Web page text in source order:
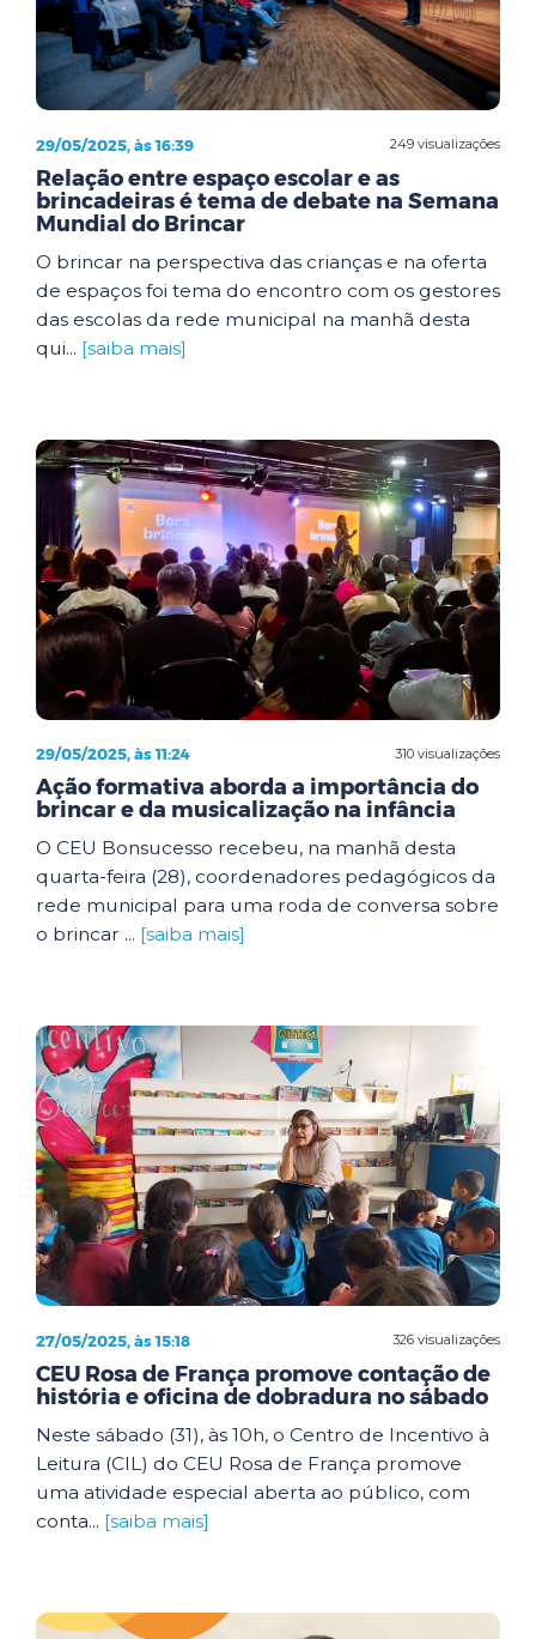
249 visualizações
29/05/2025, às 16:39
Relação entre espaço escolar e as
brincadeiras é tema de debate na Semana
Mundial do Brincar
O brincar na perspectiva das crianças e na oferta
de espaços foi tema do encontro com os gestores
das escolas da rede municipal na manhã desta
qui... [saiba mais]
310 visualizações
29/05/2025, às 11:24
Ação formativa aborda a importância do
brincar e da musicalização na infância
O CEU Bonsucesso recebeu, na manhã desta
quarta-feira (28), coordenadores pedagógicos da
rede municipal para uma roda de conversa sobre
o brincar ... [saiba mais]
326 visualizações
27/05/2025, às 15:18
CEU Rosa de França promove contação de
história e oficina de dobradura no sábado
Neste sábado (31), às 10h, o Centro de Incentivo à
Leitura (CIL) do CEU Rosa de França promove
uma atividade especial aberta ao público, com
conta... [saiba mais]